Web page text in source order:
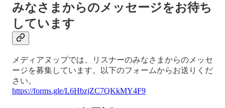
みなさまからのメッセージをお待ち
しています
メディアヌップでは、リスナーのみなさまからのメッセ
ージを募集しています。以下のフォームからお送りくだ
さい。
https://forms.gle/L6HbzjZC7QKkMY4F9